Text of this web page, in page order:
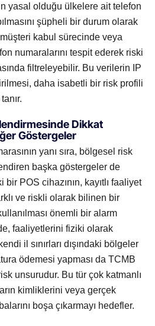
yasal olduğu ülkelere ait telefon
şüpheli bir durum olarak
kabul sürecinde veya
numaralarını tespit ederek riski
filtreleyebilir. Bu verilerin IP
daha isabetli bir risk profili
Dikkat
Göstergeler
yanı sıra, bölgesel risk
başka göstergeler de
POS cihazının, kayıtlı faaliyet
ve riskli olarak bilinen bir
önemli bir alarm
faaliyetlerini fiziki olarak
il sınırları dışındaki bölgeler
ödemesi yapması da TCMB
unsurudur. Bu tür çok katmanlı
kimliklerini veya gerçek
boşa çıkarmayı hedefler.